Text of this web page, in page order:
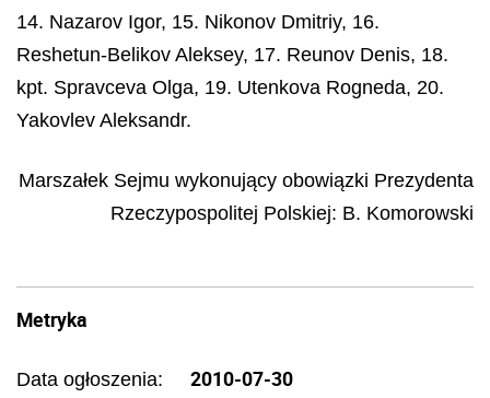
14. Nazarov Igor, 15. Nikonov Dmitriy, 16.
Reshetun-Belikov Aleksey, 17. Reunov Denis, 18.
kpt. Spravceva Olga, 19. Utenkova Rogneda, 20.
Yakovlev Aleksandr.
Marszałek Sejmu wykonujący obowiązki Prezydenta
Rzeczypospolitej Polskiej: B. Komorowski
Metryka
Data ogłoszenia: 2010-07-30